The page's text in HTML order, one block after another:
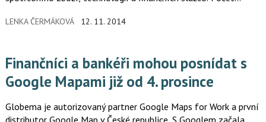
nějakou transakci, je třikrát vyšší než před dvěma roky. Více než
aktivity. Po pětiletém propadu zájem o fúze a akvizice díky
ekonomické a cenové stabilitě ožívá.
LENKA ČERMÁKOVÁ 12. 11. 2014
Finančníci a bankéři mohou posnídat s
Google Mapami již od 4. prosince
Globema je autorizovaný partner Google Maps for Work a první
distributor Google Map v České republice. S Googlem začala